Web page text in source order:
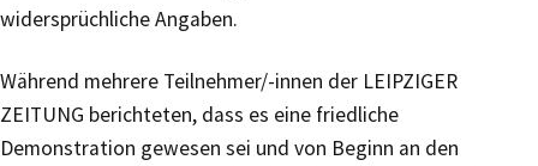
widersprüchliche Angaben.
Während mehrere Teilnehmer/-innen der LEIPZIGER
ZEITUNG berichteten, dass es eine friedliche
Demonstration gewesen sei und von Beginn an den